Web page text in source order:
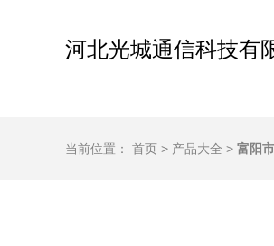
河北光城通信科技有
当前位置： 首页 > 产品大全 > 富阳